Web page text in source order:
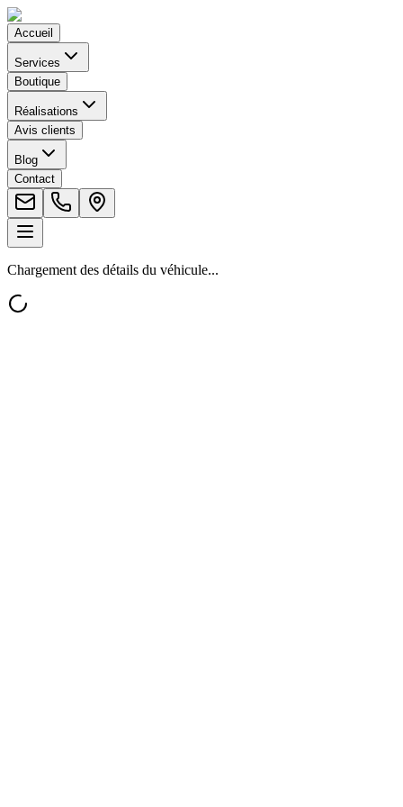
Accueil
Services
Boutique
Réalisations
Avis clients
Blog
Contact
Chargement des détails du véhicule...